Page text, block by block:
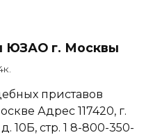
ЮЗАО г. Москвы
приставов
Адрес 117420, г.
10Б, стр. 1 8-800-350-